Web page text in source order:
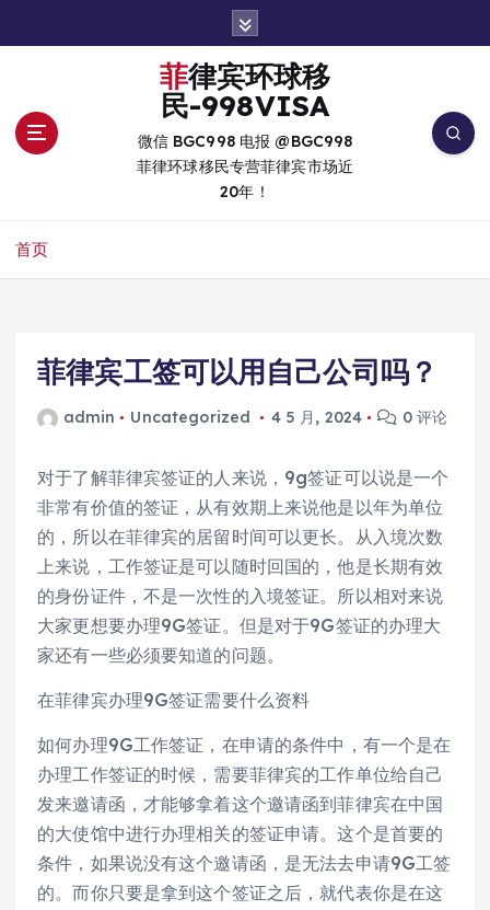
菲律宾环球移
民-998VISA
微信 BGC998 电报 @BGC998
菲律环球移民专营菲律宾市场近
20年！
首页
菲律宾工签可以用自己公司吗？
admin Uncategorized 4 5 月, 2024 0 评论
对于了解菲律宾签证的人来说，9g签证可以说是一个
非常有价值的签证，从有效期上来说他是以年为单位
的，所以在菲律宾的居留时间可以更长。从入境次数
上来说，工作签证是可以随时回国的，他是长期有效
的身份证件，不是一次性的入境签证。所以相对来说
大家更想要办理9G签证。但是对于9G签证的办理大
家还有一些必须要知道的问题。
在菲律宾办理9G签证需要什么资料
如何办理9G工作签证，在申请的条件中，有一个是在
办理工作签证的时候，需要菲律宾的工作单位给自己
发来邀请函，才能够拿着这个邀请函到菲律宾在中国
的大使馆中进行办理相关的签证申请。这个是首要的
条件，如果说没有这个邀请函，是无法去申请9G工签
的。而你只要是拿到这个签证之后，就代表你是在这